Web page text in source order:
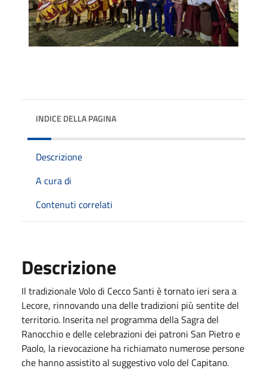
INDICE DELLA PAGINA
Descrizione
A cura di
Contenuti correlati
Descrizione
Il tradizionale Volo di Cecco Santi è tornato ieri sera a
Lecore, rinnovando una delle tradizioni più sentite del
territorio. Inserita nel programma della Sagra del
Ranocchio e delle celebrazioni dei patroni San Pietro e
Paolo, la rievocazione ha richiamato numerose persone
che hanno assistito al suggestivo volo del Capitano.